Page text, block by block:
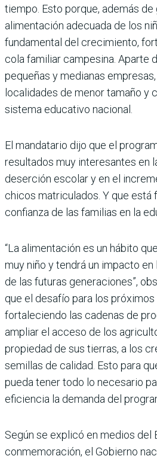
tiempo. Esto porque, además de
alimentación adecuada de los
fundamental del cre­cimiento,
cola familiar campesina. Aparte
pequeñas y medianas
locali­dades de menor tamaño y
sistema educativo nacional.
El mandatario dijo que el
resultados muy intere­santes en
deserción escolar y en el
chicos matriculados. Y que está
confianza de las familias en la
“La alimentación es un hábito
muy niño y tendrá un impacto
de las futuras generaciones”,
que el desafío para los
fortale­ciendo las cadenas de
ampliar el acceso de los
propiedad de sus tierras, a los
semillas de calidad. Esto para
pueda tener todo lo necesario
eficiencia la demanda del
Según se explicó en medios del
conmemoración, el Gobierno